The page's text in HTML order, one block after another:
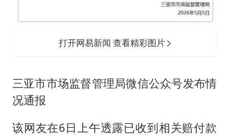
打开网易新闻 查看精彩图片
三亚市市场监督管理局微信公众号发布情
况通报
该网友在6日上午透露已收到相关赔付款